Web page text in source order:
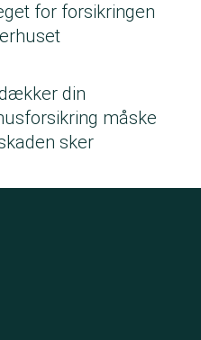
for forsikringen
din
måske
sker